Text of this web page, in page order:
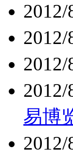
2012/
2012/
2012/
2012/
易博
2012/